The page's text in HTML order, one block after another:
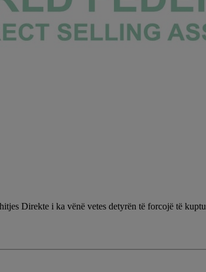
Direkte i ka vënë vetes detyrën të forcojë të